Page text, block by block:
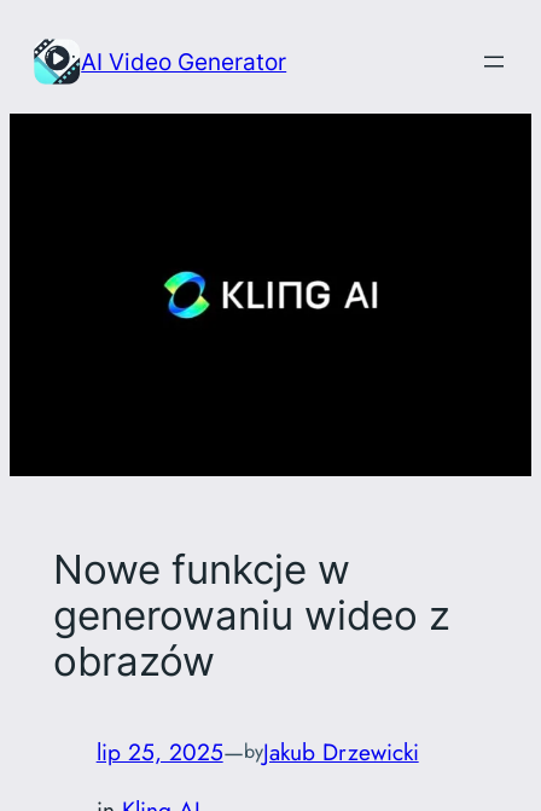
treści
AI Video Generator
Nowe funkcje w
generowaniu wideo z
obrazów
lip 25, 2025—byJakub Drzewicki